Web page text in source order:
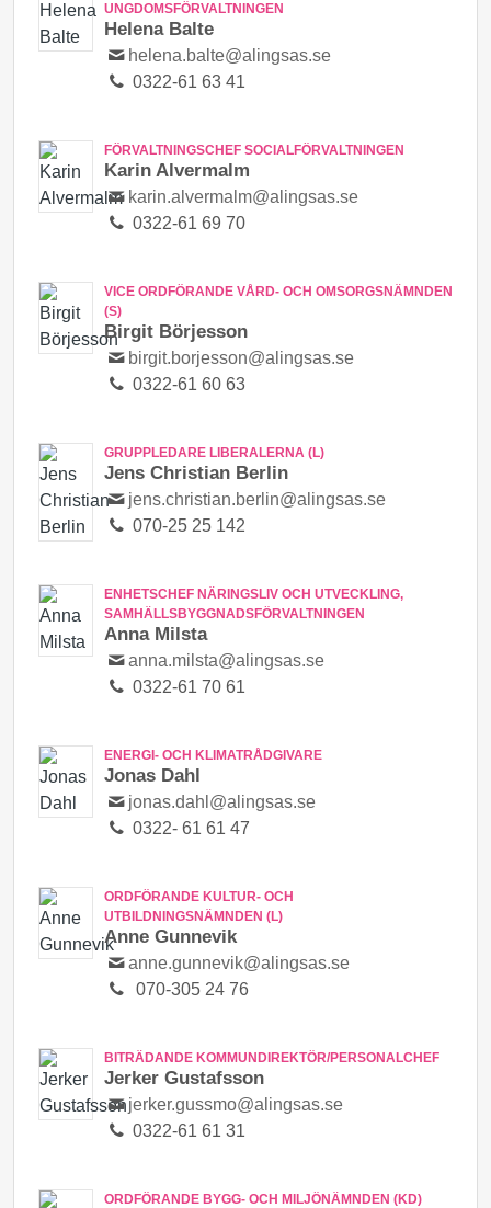
UNGDOMSFÖRVALTNINGEN
Helena Balte
helena.balte@alingsas.se
0322-61 63 41
FÖRVALTNINGSCHEF SOCIALFÖRVALTNINGEN
Karin Alvermalm
karin.alvermalm@alingsas.se
0322-61 69 70
VICE ORDFÖRANDE VÅRD- OCH OMSORGSNÄMNDEN
(S)
Birgit Börjesson
birgit.borjesson@alingsas.se
0322-61 60 63
GRUPPLEDARE LIBERALERNA (L)
Jens Christian Berlin
jens.christian.berlin@alingsas.se
070-25 25 142
ENHETSCHEF NÄRINGSLIV OCH UTVECKLING,
SAMHÄLLSBYGGNADSFÖRVALTNINGEN
Anna Milsta
anna.milsta@alingsas.se
0322-61 70 61
ENERGI- OCH KLIMATRÅDGIVARE
Jonas Dahl
jonas.dahl@alingsas.se
0322- 61 61 47
ORDFÖRANDE KULTUR- OCH
UTBILDNINGSNÄMNDEN (L)
Anne Gunnevik
anne.gunnevik@alingsas.se
070-305 24 76
BITRÄDANDE KOMMUNDIREKTÖR/PERSONALCHEF
Jerker Gustafsson
jerker.gussmo@alingsas.se
0322-61 61 31
ORDFÖRANDE BYGG- OCH MILJÖNÄMNDEN (KD)